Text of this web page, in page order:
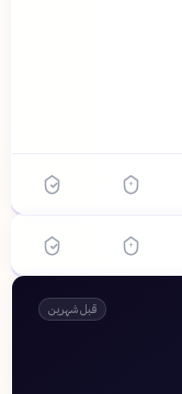
؟قبل شهرين
ومفترق طرق
ابدأ ←
قبل شهرين